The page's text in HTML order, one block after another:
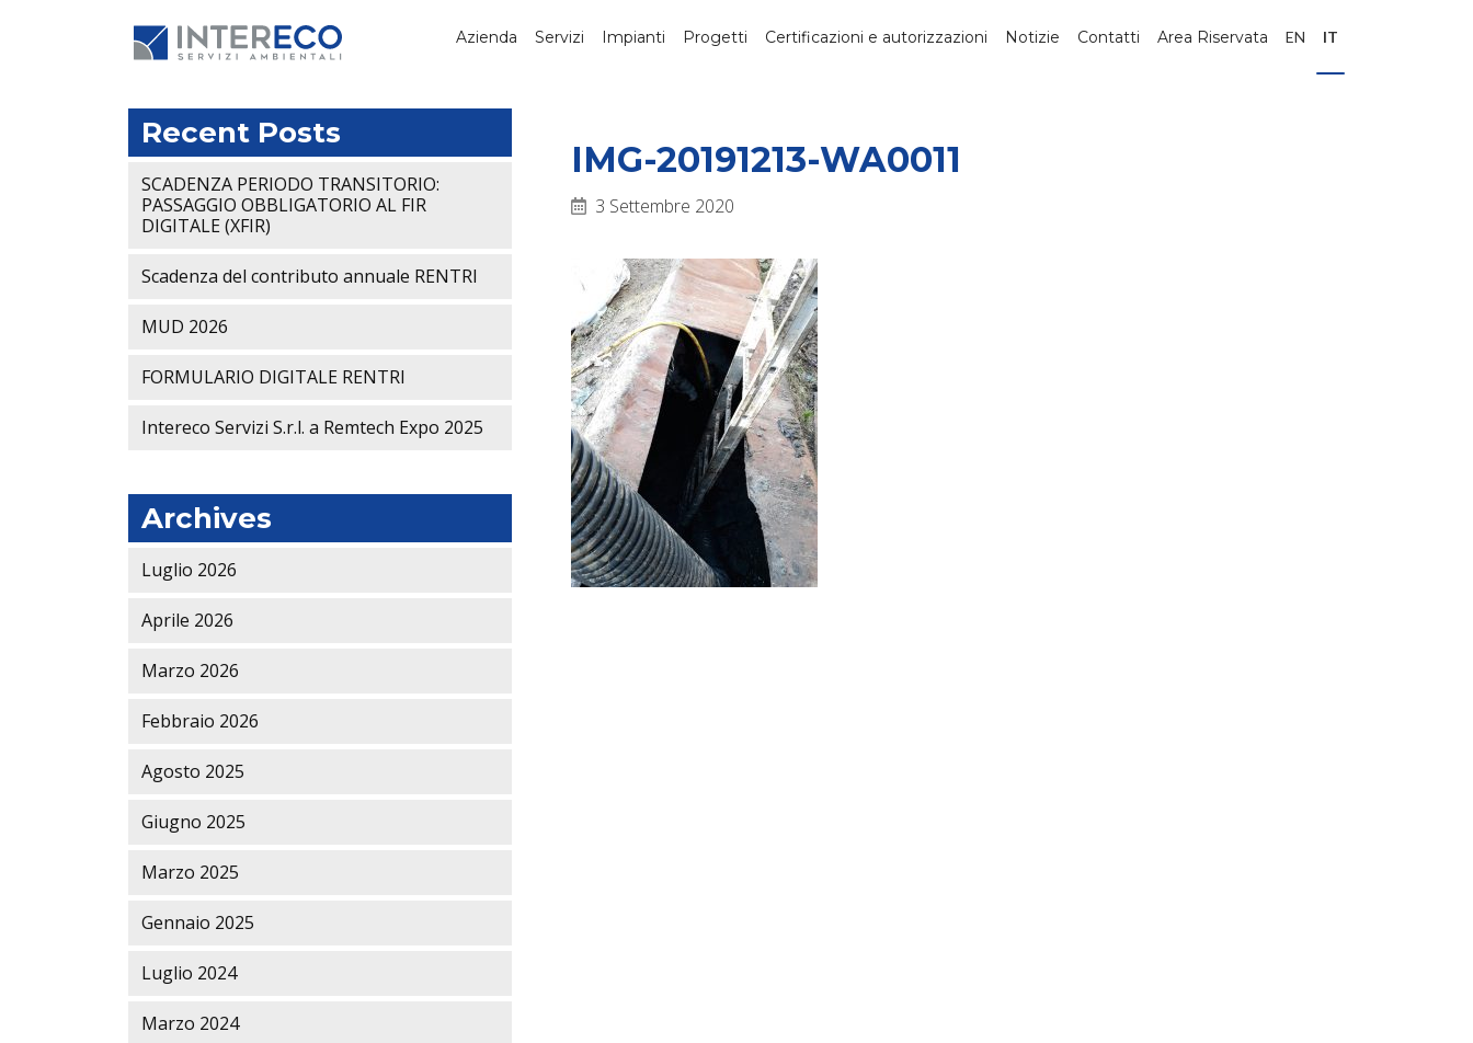
Azienda Servizi Impianti Progetti Certificazioni e autorizzazioni Notizie Contatti Area Riservata EN IT
IMG-20191213-WA0011
3 Settembre 2020
Recent Posts
SCADENZA PERIODO TRANSITORIO:
PASSAGGIO OBBLIGATORIO AL FIR
DIGITALE (XFIR)
Scadenza del contributo annuale RENTRI
MUD 2026
FORMULARIO DIGITALE RENTRI
Intereco Servizi S.r.l. a Remtech Expo 2025
Archives
Luglio 2026
Aprile 2026
Marzo 2026
Febbraio 2026
Agosto 2025
Giugno 2025
Marzo 2025
Gennaio 2025
Luglio 2024
Marzo 2024